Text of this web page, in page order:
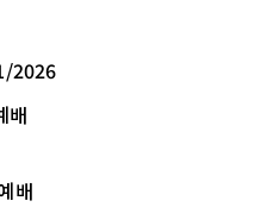
2026
배
배